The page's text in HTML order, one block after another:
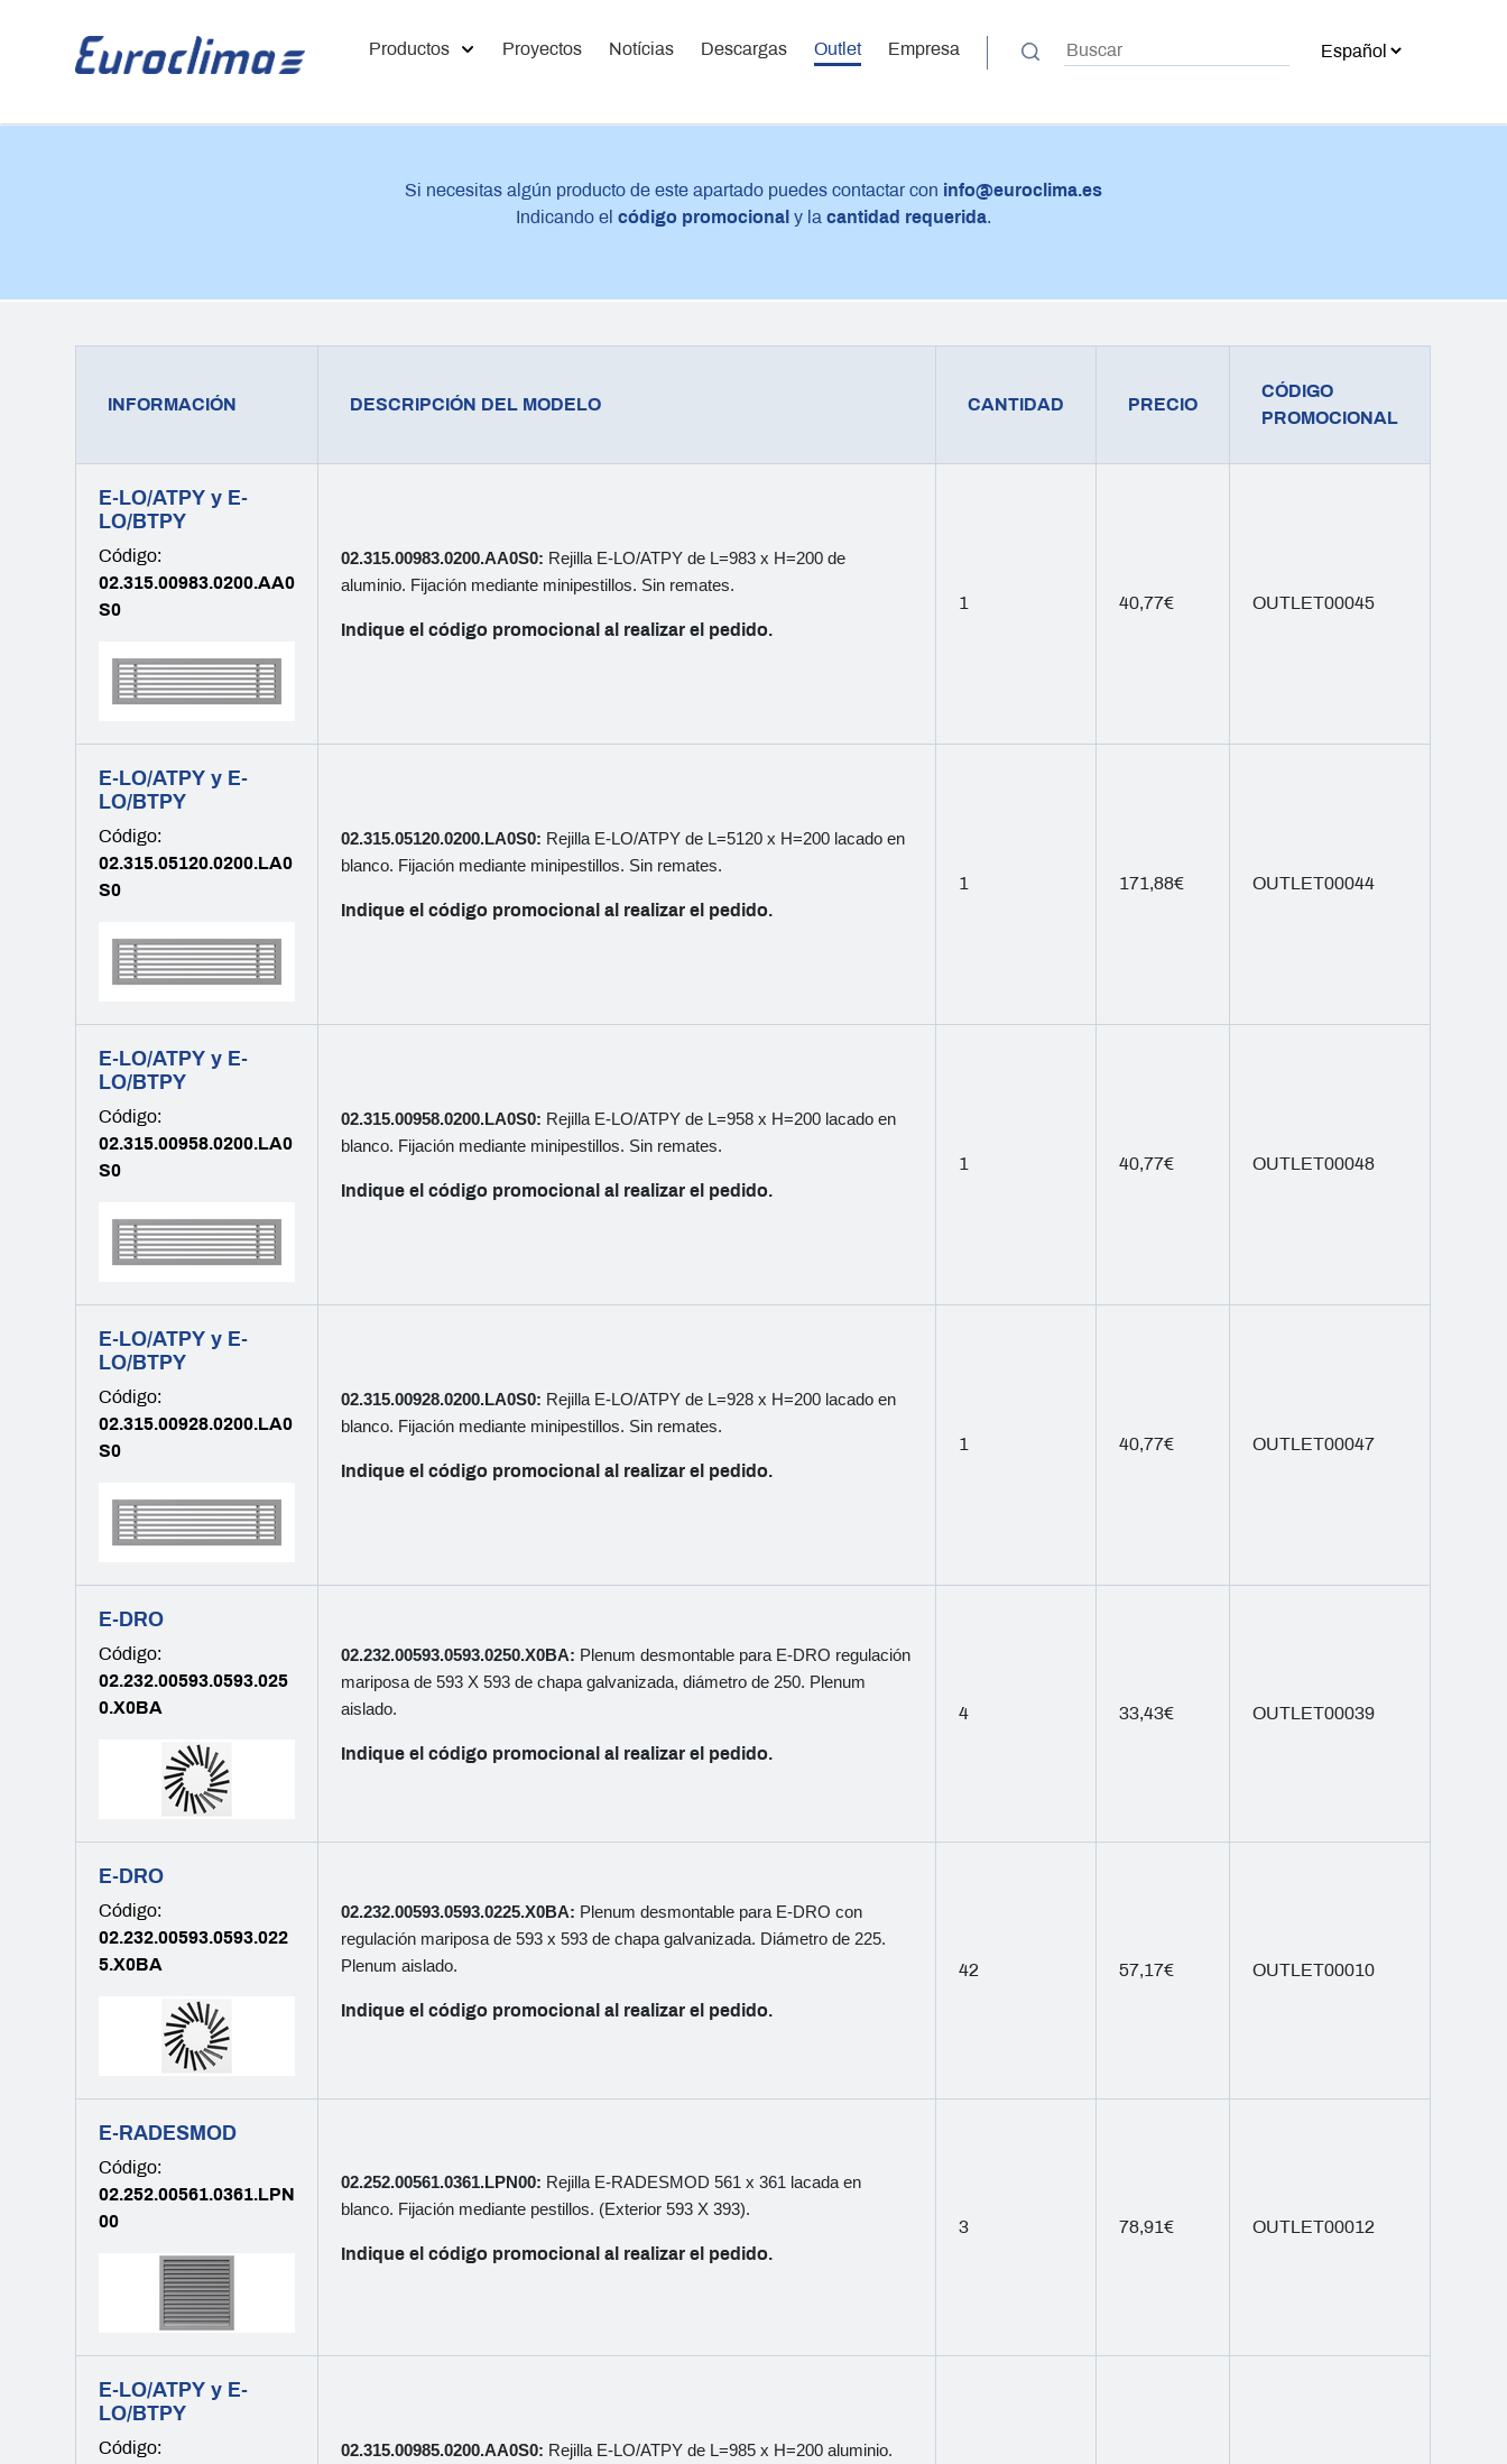
Productos Proyectos Notícias Descargas Outlet Empresa
Si necesitas algún producto de este apartado puedes contactar con info@euroclima.es
Indicando el código promocional y la cantidad requerida.
INFORMACIÓN DESCRIPCIÓN DEL MODELO CANTIDAD PRECIO
CÓDIGO
PROMOCIONAL
E-LO/ATPY y E-
LO/BTPY
Código:
02.315.00983.0200.AA0
S0
02.315.00983.0200.AA0S0: Rejilla E-LO/ATPY de L=983 x H=200 de
aluminio. Fijación mediante minipestillos. Sin remates.
Indique el código promocional al realizar el pedido.
1 40,77€ OUTLET00045
E-LO/ATPY y E-
LO/BTPY
Código:
02.315.05120.0200.LA0
S0
02.315.05120.0200.LA0S0: Rejilla E-LO/ATPY de L=5120 x H=200 lacado en
blanco. Fijación mediante minipestillos. Sin remates.
Indique el código promocional al realizar el pedido.
1 171,88€ OUTLET00044
E-LO/ATPY y E-
LO/BTPY
Código:
02.315.00958.0200.LA0
S0
02.315.00958.0200.LA0S0: Rejilla E-LO/ATPY de L=958 x H=200 lacado en
blanco. Fijación mediante minipestillos. Sin remates.
Indique el código promocional al realizar el pedido.
1 40,77€ OUTLET00048
E-LO/ATPY y E-
LO/BTPY
Código:
02.315.00928.0200.LA0
S0
02.315.00928.0200.LA0S0: Rejilla E-LO/ATPY de L=928 x H=200 lacado en
blanco. Fijación mediante minipestillos. Sin remates.
Indique el código promocional al realizar el pedido.
1 40,77€ OUTLET00047
E-DRO
Código:
02.232.00593.0593.025
0.X0BA
02.232.00593.0593.0250.X0BA: Plenum desmontable para E-DRO regulación
mariposa de 593 X 593 de chapa galvanizada, diámetro de 250. Plenum
aislado.
Indique el código promocional al realizar el pedido.
4 33,43€ OUTLET00039
E-DRO
Código:
02.232.00593.0593.022
5.X0BA
02.232.00593.0593.0225.X0BA: Plenum desmontable para E-DRO con
regulación mariposa de 593 x 593 de chapa galvanizada. Diámetro de 225.
Plenum aislado.
Indique el código promocional al realizar el pedido.
42 57,17€ OUTLET00010
E-RADESMOD
Código:
02.252.00561.0361.LPN
00
02.252.00561.0361.LPN00: Rejilla E-RADESMOD 561 x 361 lacada en
blanco. Fijación mediante pestillos. (Exterior 593 X 393).
Indique el código promocional al realizar el pedido.
3 78,91€ OUTLET00012
E-LO/ATPY y E-
LO/BTPY
Código:
02.315.00985.0200.AA0S0: Rejilla E-LO/ATPY de L=985 x H=200 aluminio.